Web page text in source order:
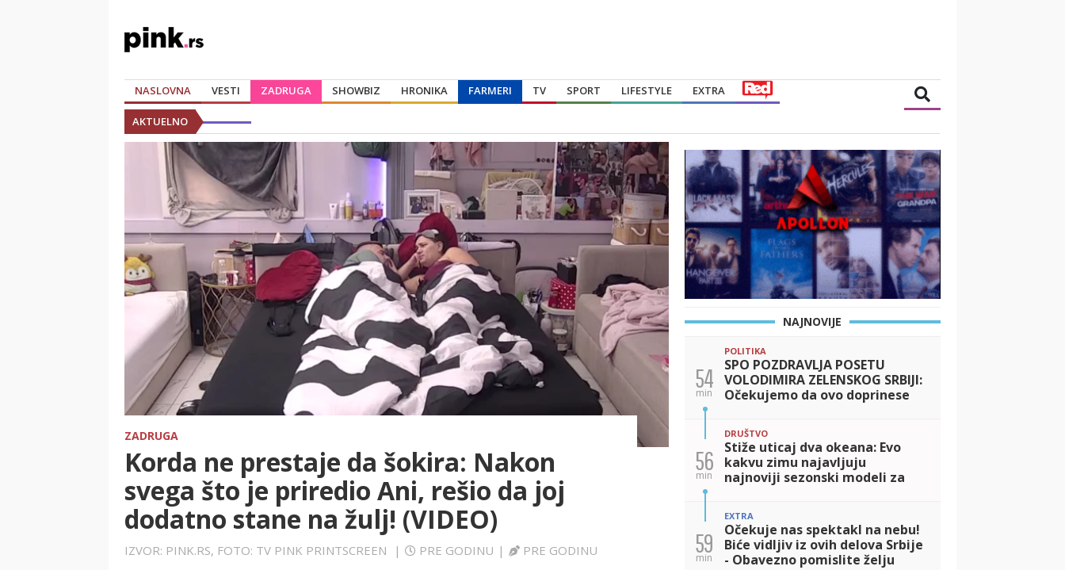
NASLOVNA VESTI ZADRUGA SHOWBIZ HRONIKA FARMERI TV SPORT LIFESTYLE EXTRA
AKTUELNO
ZADRUGA
Korda ne prestaje da šokira: Nakon
svega što je priredio Ani, rešio da joj
dodatno stane na žulj! (VIDEO)
IZVOR: PINK.RS, FOTO: TV PINK PRINTSCREEN | PRE GODINU | PRE GODINU
NAJNOVIJE
54
min
POLITIKA
SPO POZDRAVLJA POSETU
VOLODIMIRA ZELENSKOG SRBIJI:
Očekujemo da ovo doprinese
saradnje dve zemlje
56
min
DRUŠTVO
Stiže uticaj dva okeana: Evo
kakvu zimu najavljuju
najnoviji sezonski modeli za
59
min
EXTRA
Očekuje nas spektakl na nebu!
Biće vidljiv iz ovih delova Srbije
- Obavezno pomislite želju